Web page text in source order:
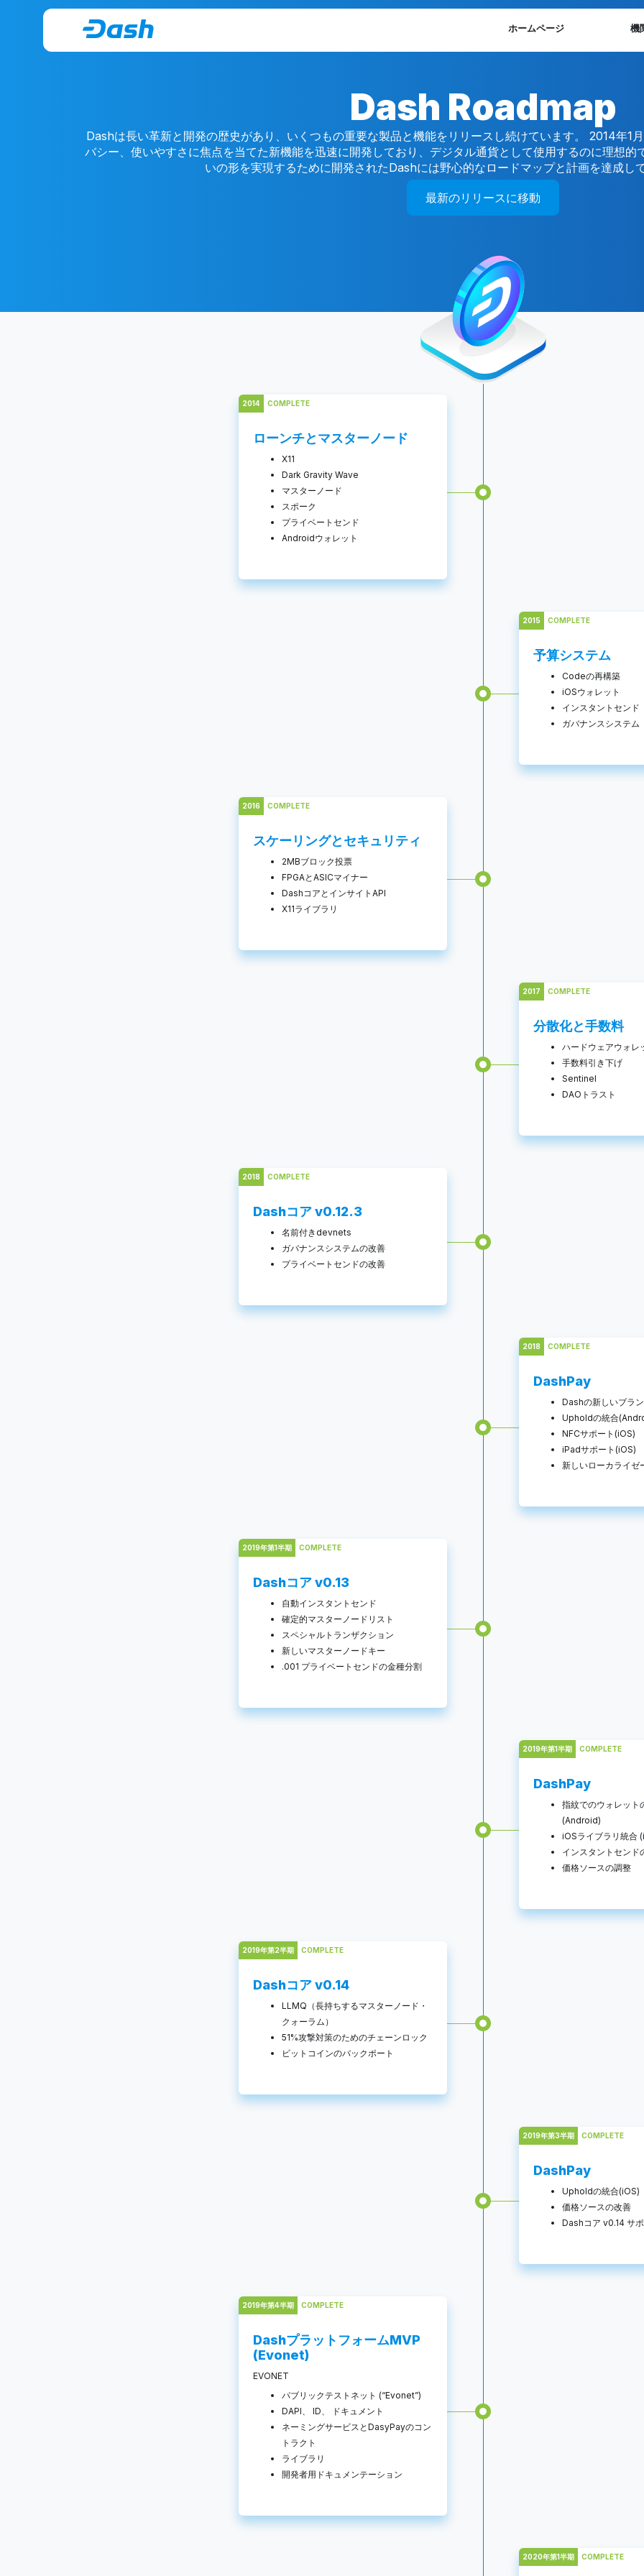
ホームページ 機
Dash Roadmap
Dashは長い革新と開発の歴史があり、いくつもの重要な製品と機能をリリースし続けています。 2014年1
バシー、使いやすさに焦点を当てた新機能を迅速に開発しており、デジタル通貨として使用するのに理想
いの形を実現するために開発されたDashには野心的なロードマップと計画を達成し
最新のリリースに移動
ローンチとマスターノード
2014 COMPLETE
X11
Dark Gravity Wave
マスターノード
スポーク
プライベートセンド
Androidウォレット
予算システム
2015 COMPLETE
Codeの再構築
iOSウォレット
インスタントセンド
ガバナンスシステム
スケーリングとセキュリティ
2016 COMPLETE
2MBブロック投票
FPGAとASICマイナー
DashコアとインサイトAPI
X11ライブラリ
分散化と手数料
2017 COMPLETE
ハードウェアウォレ
手数料引き下げ
Sentinel
DAOトラスト
Dashコア v0.12.3
2018 COMPLETE
名前付きdevnets
ガバナンスシステムの改善
プライベートセンドの改善
DashPay
2018 COMPLETE
Dashの新しいブラ
Upholdの統合
NFCサポート(iOS)
iPadサポート(iOS)
新しいローカライゼ
Dashコア v0.13
2019年第1半期 COMPLETE
自動インスタントセンド
確定的マスターノードリスト
スペシャルトランザクション
新しいマスターノードキー
.001 プライベートセンドの金種分割
DashPay
2019年第1半期 COMPLETE
指紋でのウォレット
(Android)
iOSライブラリ統合
インスタントセンド
価格ソースの調整
Dashコア v0.14
2019年第2半期 COMPLETE
LLMQ（長持ちするマスターノード・
クォーラム）
51%攻撃対策のためのチェーンロック
ビットコインのバックポート
DashPay
2019年第3半期 COMPLETE
Upholdの統合(iOS)
価格ソースの改善
Dashコア v0.14 サ
DashプラットフォームMVP
(Evonet)
2019年第4半期 COMPLETE
EVONET
パブリックテストネット (“Evonet”)
DAPI、 ID、 ドキュメント
ネーミングサービスとDasyPayのコン
トラクト
ライブラリ
開発者用ドキュメンテーション
2020年第1半期 COMPLETE